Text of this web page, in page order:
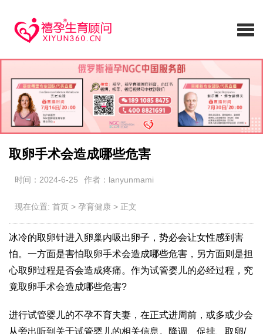
取卵手术会造成哪些危害
时间：2024-6-25 作者：lanyunmami
现在位置: 首页 > 孕育健康 > 正文
冰冷的取卵针进入卵巢内吸出卵子，势必会让女性感到害
怕。一方面是害怕取卵手术会造成哪些危害，另方面则是担
心取卵过程是否会造成疼痛。作为试管婴儿的必经过程，究
竟取卵手术会造成哪些危害?
进行试管婴儿的不孕不育夫妻，在正式进周前，或多或少会
从旁出听到关于试管婴儿的相关信息。降调、促排、取卵/